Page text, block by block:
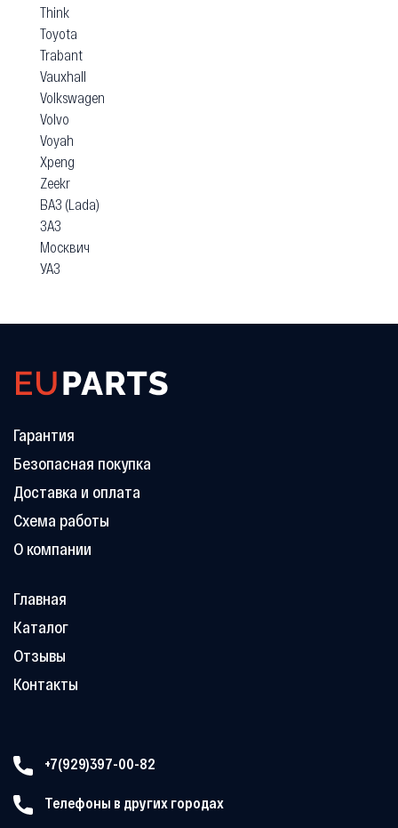
Think
Toyota
Trabant
Vauxhall
Volkswagen
Volvo
Voyah
Xpeng
Zeekr
ВАЗ (Lada)
ЗАЗ
Москвич
УАЗ
Гарантия
Безопасная покупка
Доставка и оплата
Схема работы
О компании
Главная
Каталог
Отзывы
Контакты
+7(929)397-00-82
Телефоны в других городах